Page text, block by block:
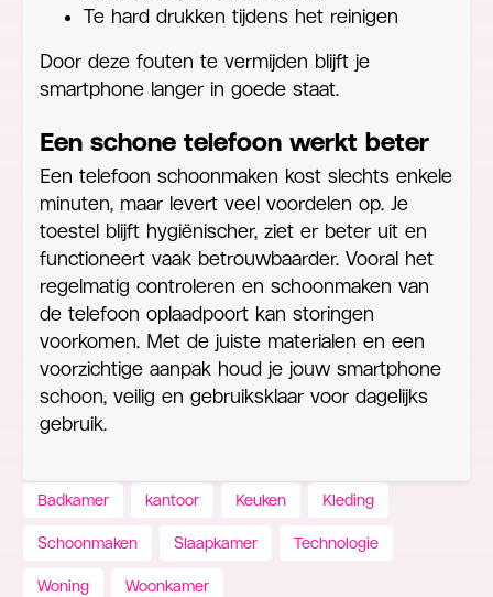
Te hard drukken tijdens het reinigen
Door deze fouten te vermijden blijft je
smartphone langer in goede staat.
Een schone telefoon werkt beter
Een telefoon schoonmaken kost slechts enkele
minuten, maar levert veel voordelen op. Je
toestel blijft hygiënischer, ziet er beter uit en
functioneert vaak betrouwbaarder. Vooral het
regelmatig controleren en schoonmaken van
de telefoon oplaadpoort kan storingen
voorkomen. Met de juiste materialen en een
voorzichtige aanpak houd je jouw smartphone
schoon, veilig en gebruiksklaar voor dagelijks
gebruik.
Badkamer kantoor Keuken Kleding
Schoonmaken Slaapkamer Technologie
Woning Woonkamer